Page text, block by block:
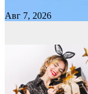
Авг 7, 2026